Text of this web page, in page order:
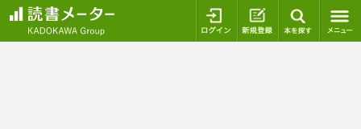
ログイン 新規登録